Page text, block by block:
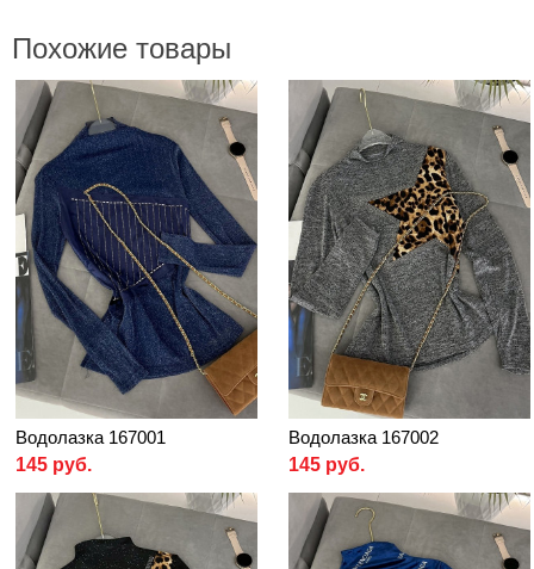
Похожие товары
Водолазка 167001
145 руб.
Водолазка 167002
145 руб.